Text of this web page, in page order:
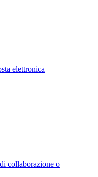
elettronica
collaborazione o